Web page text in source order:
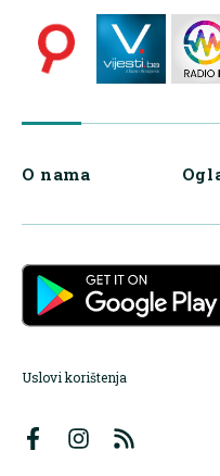
O nama
Uslovi korištenja